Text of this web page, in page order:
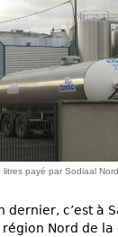
payé par Sodiaal
dernier, c’est à
Nord de la